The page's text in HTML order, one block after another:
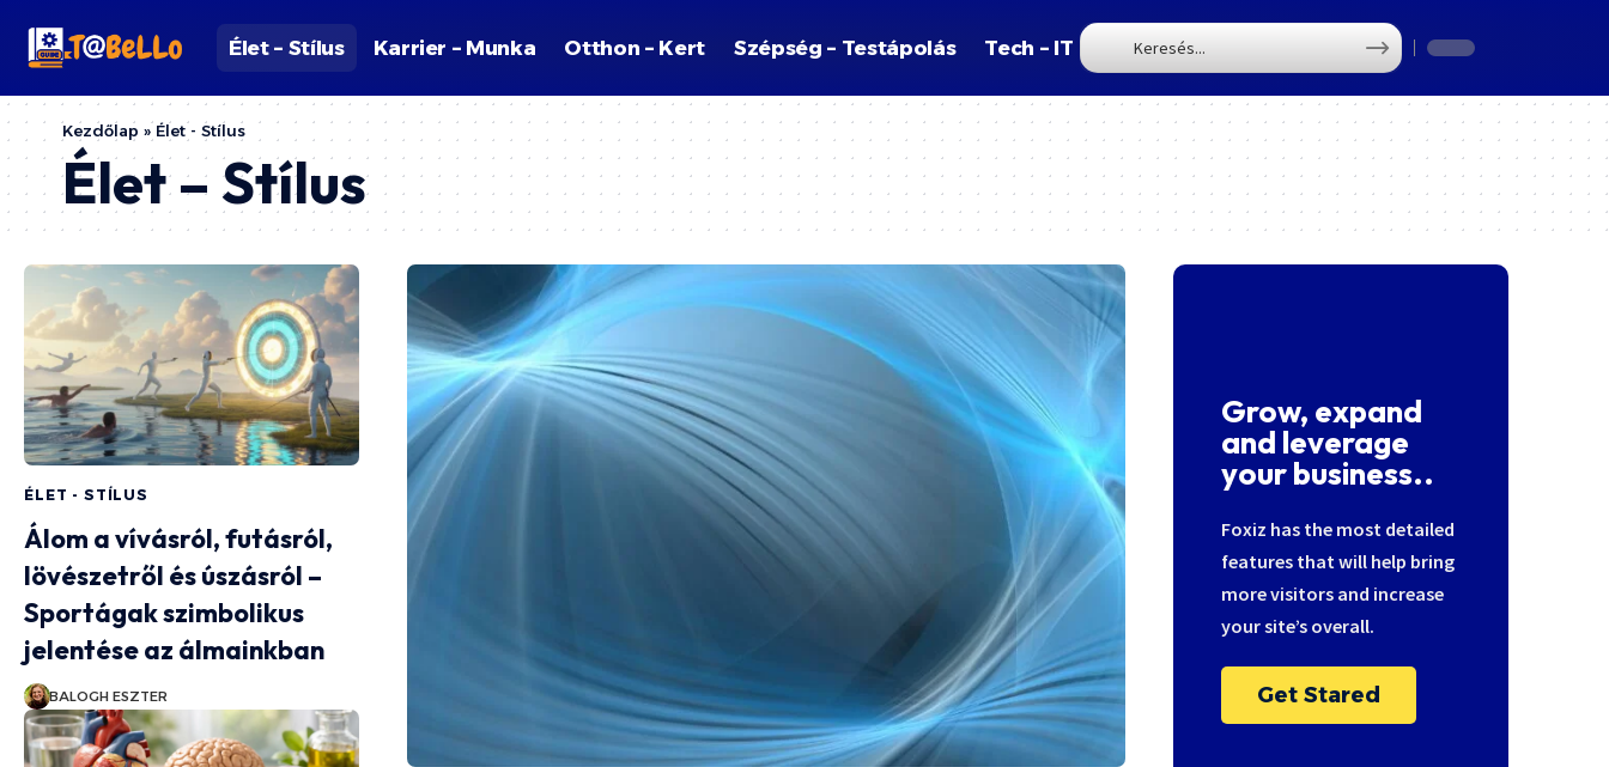
Élet – Stílus Karrier – Munka Otthon – Kert Szépség – Testápolás Tech – IT
Kezdőlap » Élet - Stílus
Élet – Stílus
ÉLET - STÍLUS
Álom a vívásról, futásról,
lövészetről és úszásról –
Sportágak szimbolikus
jelentése az álmainkban
BALOGH ESZTER
Grow, expand
and leverage
your business..
Foxiz has the most detailed
features that will help bring
more visitors and increase
your site’s overall.
Get Stared